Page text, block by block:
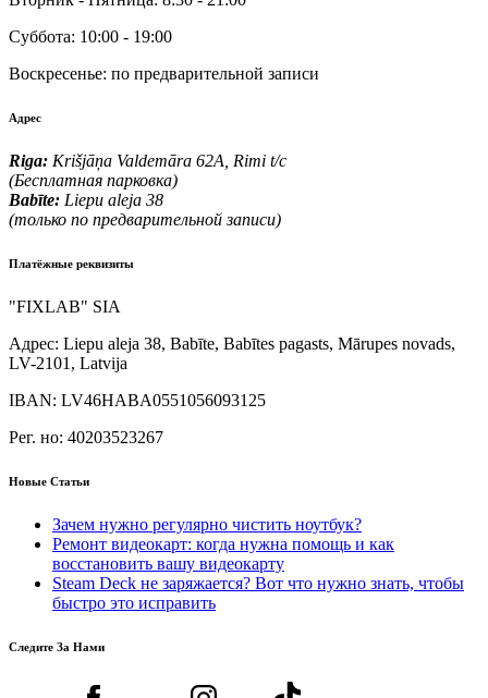
Суббота: 10:00 - 19:00
Воскресенье: по предварительной записи
Адрес
Riga: Krišjāņa Valdemāra 62A, Rimi t/c
(Бесплатная парковка)
Babīte: Liepu aleja 38
(только по предварительной записи)
Платёжные реквизиты
"FIXLAB" SIA
Адрес: Liepu aleja 38, Babīte, Babītes pagasts, Mārupes novads,
LV-2101, Latvija
IBAN: LV46HABA0551056093125
Рег. но: 40203523267
Новые Статьи
Зачем нужно регулярно чистить ноутбук?
Ремонт видеокарт: когда нужна помощь и как
восстановить вашу видеокарту
Steam Deck не заряжается? Вот что нужно знать, чтобы
быстро это исправить
Следите За Нами